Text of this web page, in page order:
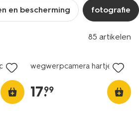
en bescherming fotografie
85 artikelen
wegwerpcamera hartjes
17.
99